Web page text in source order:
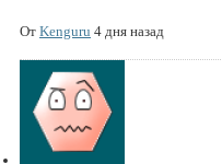
От Kenguru 4 дня назад